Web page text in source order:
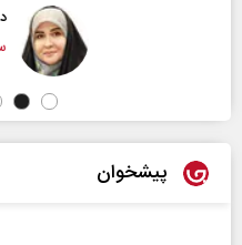
دروازه‌بانی اندوه
سپیده اشرفی -
پیشخوان